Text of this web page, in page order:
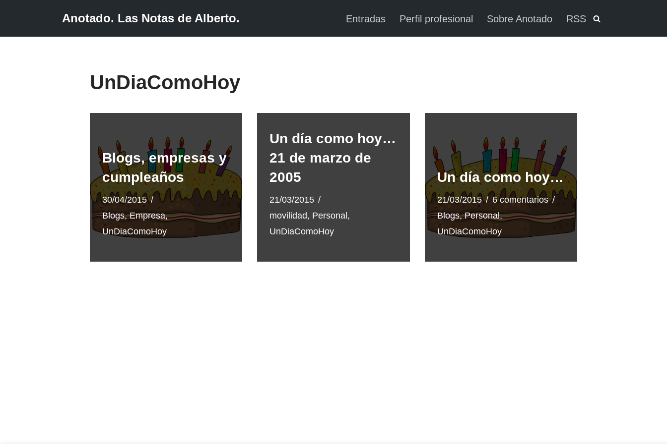
Anotado. Las Notas de Alberto. Entradas Perfil profesional Sobre Anotado RSS
UnDiaComoHoy
Blogs, empresas y
cumpleaños
30/04/2015
Blogs,Empresa,
UnDiaComoHoy
Un día como hoy…
21 de marzo de
2005
21/03/2015
movilidad, Personal ,
UnDiaComoHoy
Un día como hoy…
21/03/2015
6 comentarios
Blogs,Personal,
UnDiaComoHoy